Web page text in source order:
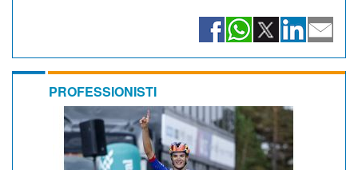
PROFESSIONISTI